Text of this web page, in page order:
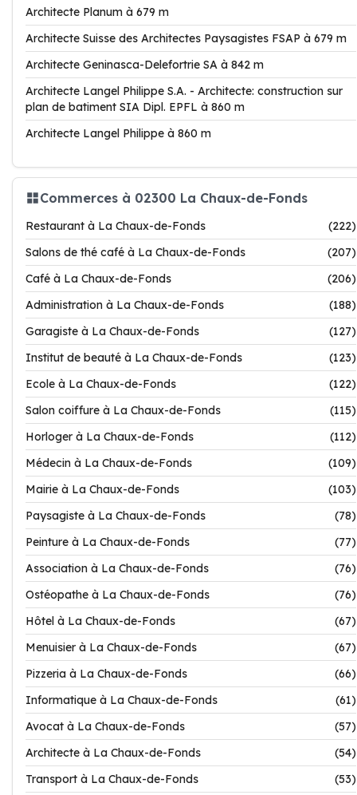
Architecte Planum à 679 m
Architecte Suisse des Architectes Paysagistes FSAP à 679 m
Architecte Geninasca-Delefortrie SA à 842 m
Architecte Langel Philippe S.A. - Architecte: construction sur
plan de batiment SIA Dipl. EPFL à 860 m
Architecte Langel Philippe à 860 m
Commerces à 02300 La Chaux-de-Fonds
Restaurant à La Chaux-de-Fonds
(222)
Salons de thé café à La Chaux-de-Fonds
(207)
Café à La Chaux-de-Fonds
(206)
Administration à La Chaux-de-Fonds
(188)
Garagiste à La Chaux-de-Fonds
(127)
Institut de beauté à La Chaux-de-Fonds
(123)
Ecole à La Chaux-de-Fonds
(122)
Salon coiffure à La Chaux-de-Fonds
(115)
Horloger à La Chaux-de-Fonds
(112)
Médecin à La Chaux-de-Fonds
(109)
Mairie à La Chaux-de-Fonds
(103)
Paysagiste à La Chaux-de-Fonds
(78)
Peinture à La Chaux-de-Fonds
(77)
Association à La Chaux-de-Fonds
(76)
Ostéopathe à La Chaux-de-Fonds
(76)
Hôtel à La Chaux-de-Fonds
(67)
Menuisier à La Chaux-de-Fonds
(67)
Pizzeria à La Chaux-de-Fonds
(66)
Informatique à La Chaux-de-Fonds
(61)
Avocat à La Chaux-de-Fonds
(57)
Architecte à La Chaux-de-Fonds
(54)
Transport à La Chaux-de-Fonds
(53)